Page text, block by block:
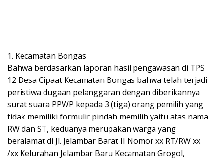
1. Kecamatan Bongas
Bahwa berdasarkan laporan hasil pengawasan di TPS
12 Desa Cipaat Kecamatan Bongas bahwa telah terjadi
peristiwa dugaan pelanggaran dengan diberikannya
surat suara PPWP kepada 3 (tiga) orang pemilih yang
tidak memiliki formulir pindah memilih yaitu atas nama
RW dan ST, keduanya merupakan warga yang
beralamat di Jl. Jelambar Barat II Nomor xx RT/RW xx
/xx Kelurahan Jelambar Baru Kecamatan Grogol,